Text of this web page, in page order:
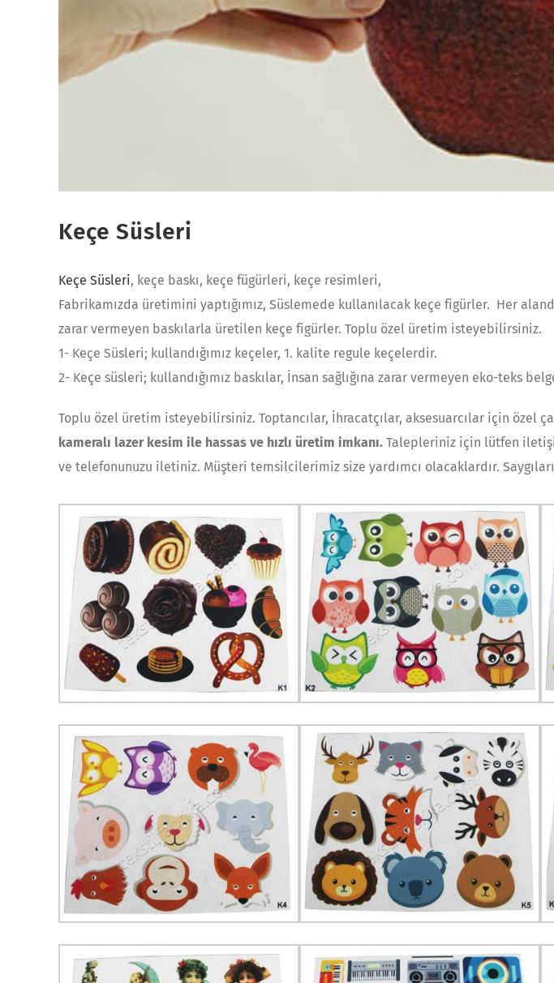
Keçe Süsleri
Keçe Süsleri, keçe baskı, keçe fügürleri, keçe resimleri,
Fabrikamızda üretimini yaptığımız, Süslemede kullanılacak keçe figürler. Her
zarar vermeyen baskılarla üretilen keçe figürler. Toplu özel üretim isteyebilirsiniz.
1- Keçe Süsleri; kullandığımız keçeler, 1. kalite regule keçelerdir.
2- Keçe süsleri; kullandığımız baskılar, İnsan sağlığına zarar vermeyen eko-teks
Toplu özel üretim isteyebilirsiniz. Toptancılar, İhracatçılar, aksesuarcılar için özel
kameralı lazer kesim ile hassas ve hızlı üretim imkanı. Talepleriniz için lütfen
ve telefonunuzu iletiniz. Müşteri temsilcilerimiz size yardımcı olacaklardır.